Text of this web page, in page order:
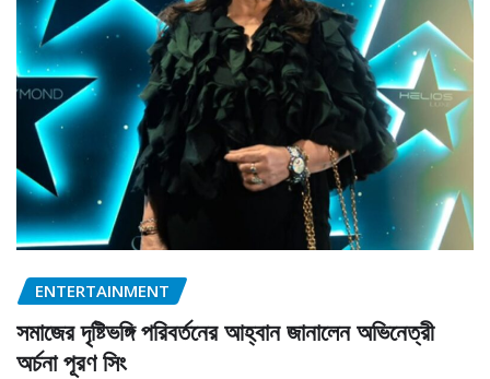
ENTERTAINMENT
সমাজের দৃষ্টিভঙ্গি পরিবর্তনের আহ্বান জানালেন অভিনেত্রী
অর্চনা পূরণ সিং